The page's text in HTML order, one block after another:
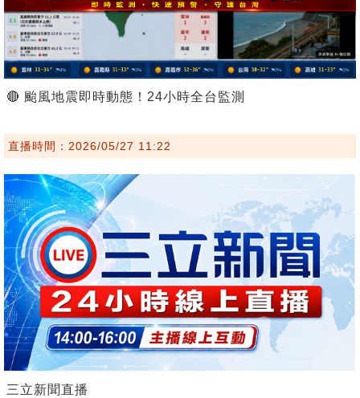
🔴 颱風地震即時動態！24小時全台監測
直播時間：2026/05/27 11:22
三立新聞直播